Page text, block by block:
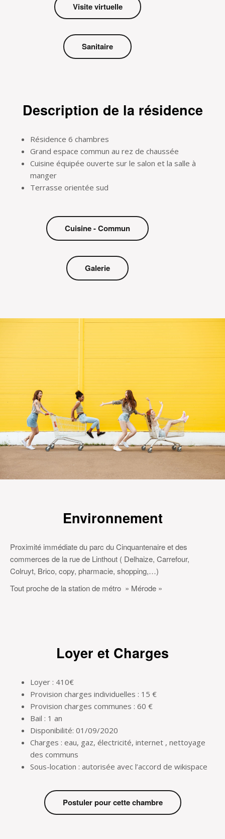
Visite virtuelle
Sanitaire
Description de la résidence
Résidence 6 chambres
Grand espace commun au rez de chaussée
Cuisine équipée ouverte sur le salon et la salle à
manger
Terrasse orientée sud
Cuisine - Commun
Galerie
Environnement
Proximité immédiate du parc du Cinquantenaire et des
commerces de la rue de Linthout ( Delhaize, Carrefour,
Colruyt, Brico, copy, pharmacie, shopping,…)
Tout proche de la station de métro » Mérode »
Loyer et Charges
Loyer : 410€
Provision charges individuelles : 15 €
Provision charges communes : 60 €
Bail : 1 an
Disponibilité: 01/09/2020
Charges : eau, gaz, électricité, internet , nettoyage
des communs
Sous-location : autorisée avec l’accord de wikispace
Postuler pour cette chambre